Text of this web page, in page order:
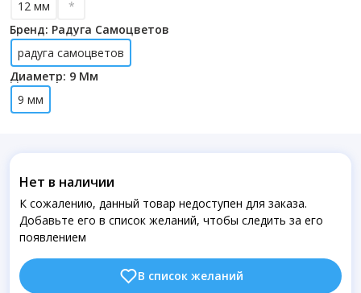
12 мм
*
Бренд: Радуга Самоцветов
радуга самоцветов
Диаметр: 9 Мм
9 мм
Нет в наличии
К сожалению, данный товар недоступен для заказа.
Добавьте его в список желаний, чтобы следить за его
появлением
В список желаний